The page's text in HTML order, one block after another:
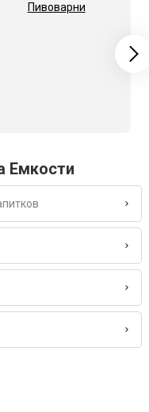
Пивоварни
Емкости